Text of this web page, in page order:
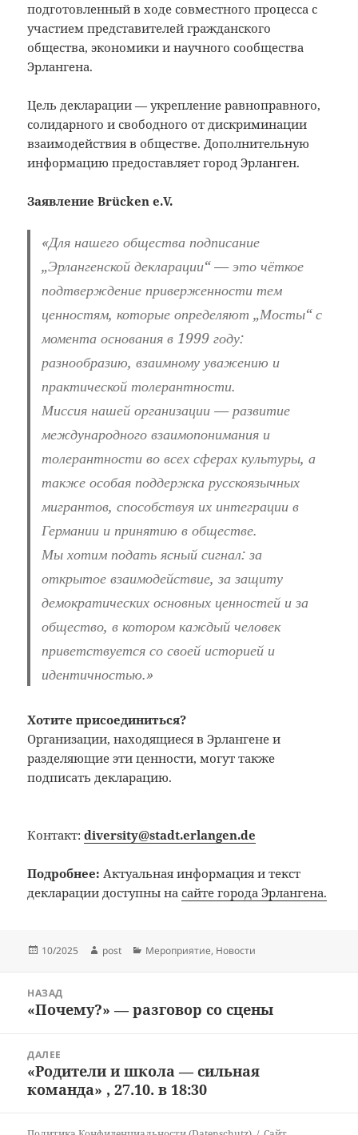
подготовленный в ходе совместного процесса с
участием представителей гражданского
общества, экономики и научного сообщества
Эрлангена.
Цель декларации — укрепление равноправного,
солидарного и свободного от дискриминации
взаимодействия в обществе. Дополнительную
информацию предоставляет город Эрланген.
Заявление Brücken e.V.
«Для нашего общества подписание
„Эрлангенской декларации“ — это чёткое
подтверждение приверженности тем
ценностям, которые определяют „Мосты“ с
момента основания в 1999 году:
разнообразию, взаимному уважению и
практической толерантности.
Миссия нашей организации — развитие
международного взаимопонимания и
толерантности во всех сферах культуры, а
также особая поддержка русскоязычных
мигрантов, способствуя их интеграции в
Германии и принятию в обществе.
Мы хотим подать ясный сигнал: за
открытое взаимодействие, за защиту
демократических основных ценностей и за
общество, в котором каждый человек
приветствуется со своей историей и
идентичностью.»
Хотите присоединиться?
Организации, находящиеся в Эрлангене и
разделяющие эти ценности, могут также
подписать декларацию.
Контакт:diversity@stadt.erlangen.de
Подробнее: Актуальная информация и текст
декларации доступны насайте города Эрлангена.
Опубликовано
10/2025 Автор
post Рубрики
Мероприятие, Новости
записям
НАЗАД
Предыдущая
«Почему?» — разговор со сцены
ДАЛЕЕ
Следующая
запись:
«Родители и школа — сильная
команда» , 27.10. в 18:30